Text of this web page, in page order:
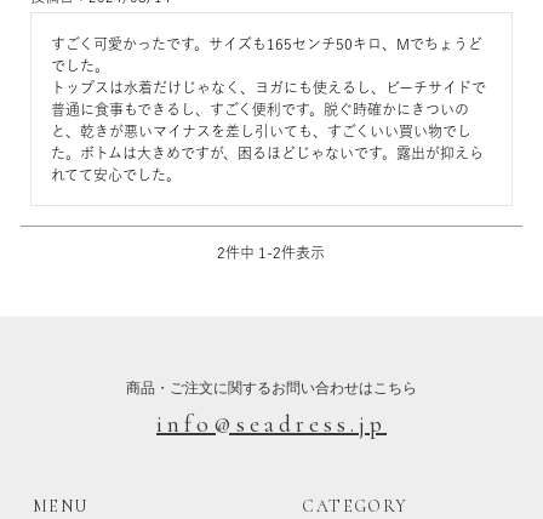
すごく可愛かったです。サイズも165センチ50キロ、Mでちょうど
でした。
トップスは水着だけじゃなく、ヨガにも使えるし、ビーチサイドで
普通に食事もできるし、すごく便利です。脱ぐ時確かにきついの
と、乾きが悪いマイナスを差し引いても、すごくいい買い物でし
た。ボトムは大きめですが、困るほどじゃないです。露出が抑えら
れてて安心でした。
2件中 1 -2件表示
商品・ご注文に関するお問い合わせはこちら
info@seadress.jp
MENU CATEGORY